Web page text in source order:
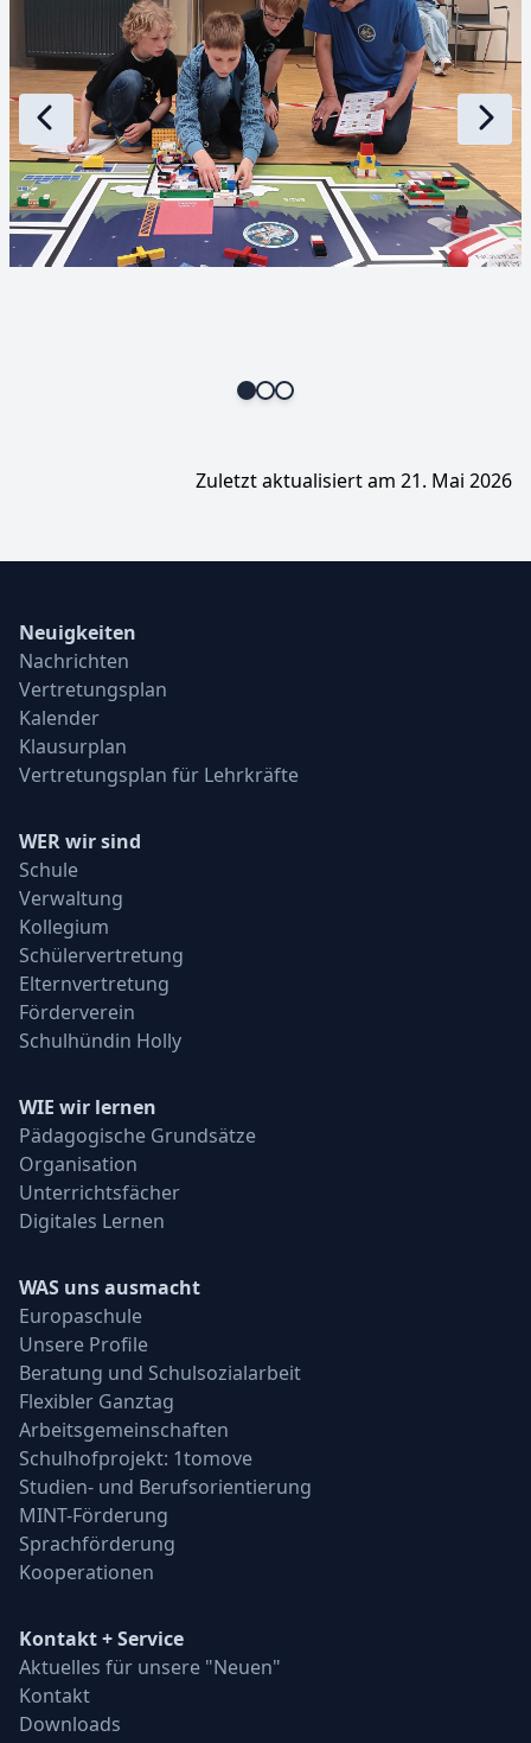
Zuletzt aktualisiert am 21. Mai 2026
Neuigkeiten
Nachrichten
Vertretungsplan
Kalender
Klausurplan
Vertretungsplan für Lehrkräfte
WER wir sind
Schule
Verwaltung
Kollegium
Schülervertretung
Elternvertretung
Förderverein
Schulhündin Holly
WIE wir lernen
Pädagogische Grundsätze
Organisation
Unterrichtsfächer
Digitales Lernen
WAS uns ausmacht
Europaschule
Unsere Profile
Beratung und Schulsozialarbeit
Flexibler Ganztag
Arbeitsgemeinschaften
Schulhofprojekt: 1tomove
Studien- und Berufsorientierung
MINT-Förderung
Sprachförderung
Kooperationen
Kontakt + Service
Aktuelles für unsere "Neuen"
Kontakt
Downloads